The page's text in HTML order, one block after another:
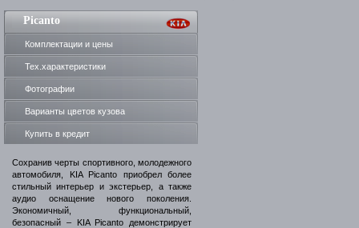
Picanto
Комплектации и цены
Тех.характеристики
Фотографии
Варианты цветов кузова
Купить в кредит
Сохранив черты спортивного, молодежного
автомобиля, KIA Picanto приобрел более
стильный интерьер и экстерьер, а также
аудио оснащение нового поколения.
Экономичный, функциональный,
безопасный – KIA Picanto демонстрирует